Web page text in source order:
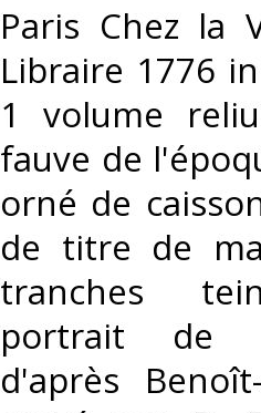
‎Paris Chez la
Libraire 1776
1 volume
fauve de
orné de
de titre de
tranches
portrait de
d'après